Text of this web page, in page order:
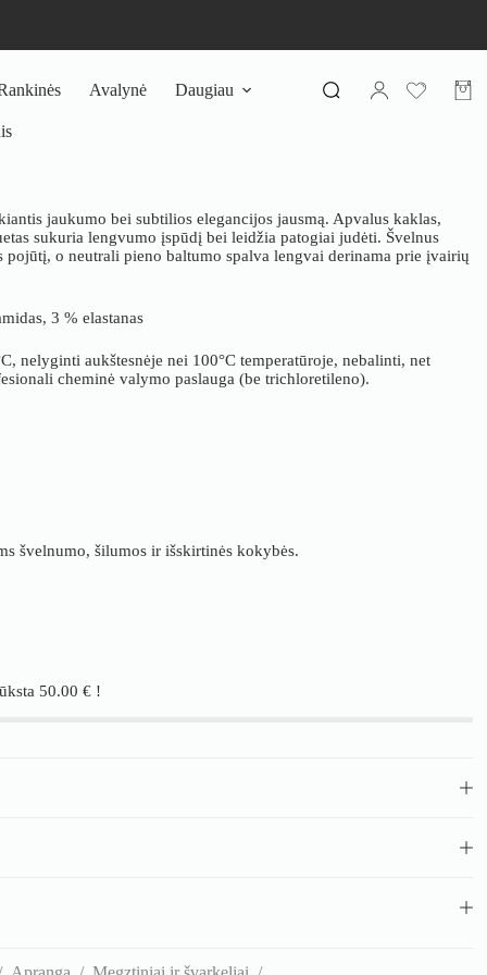
Avalynė Daugiau
jaukumo bei subtilios elegancijos jausmą. Apvalus kaklas,
sukuria lengvumo įspūdį bei leidžia patogiai judėti. Švelnus
pojūtį, o neutrali pieno baltumo spalva lengvai derinama prie įvairių
3 % elastanas
nelyginti aukštesnėje nei 100°C temperatūroje, nebalinti, net
cheminė valymo paslauga (be trichloretileno).
švelnumo, šilumos ir išskirtinės kokybės.
50.00€ !